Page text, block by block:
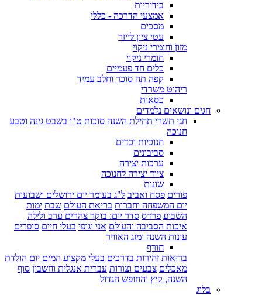
בידוריות
אמצעי הדרכה - כללי
מסכים
עטי ציון לייזר
מזון וחומרי ניקוי
חומרי ניקוי
כלים חד פעמיים
קפה תה סוכר וחלב עמיד
ריהוט משרדי
כסאות
חגים ונושאים נלמדים
חגי תשרי תחילת השנה סוכות ט"ו בשבט גינה וטבע
חנוכה
חנוכיות וכדים
סביבונים
ערכות יצירה
ציוד יצירה לחנוכה
שונות
פורים פסח ואביב ל"ג בעומר יום ירושלים ושבועות
יום המשפחה וחברות בריאת העולם שבת ימות
השבוע פרדס סדר יום: בוקר צהרים ערב ולילה
איכות הסביבה והעולם אני וגופי בעלי חיים סופרים
עונות השנה ומזג האוויר
חורף
בריאות זהירות בדרכים בעלי מקצוע המים יום הולדת
מאכלים צבעים וצורות עברית אנגלית וחשבון סוף
השנה, קיץ והחופש הגדול
בלוג